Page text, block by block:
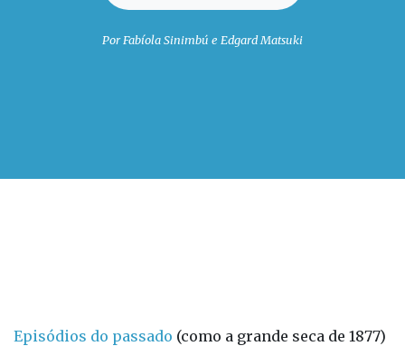
Por Fabíola Sinimbú e Edgard Matsuki
Episódios do passado (como a grande seca de 1877)